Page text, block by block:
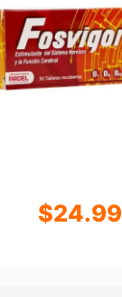
$24.99